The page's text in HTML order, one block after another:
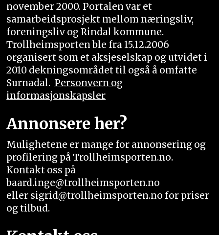
november 2000. Portalen var et
samarbeidsprosjekt mellom næringsliv,
foreningsliv og Rindal kommune.
Trollheimsporten ble fra 15.12.2006
organisert som et aksjeselskap og utvidet i
2010 dekningsområdet til også å omfatte
Surnadal. Personvern og
informasjonskapsler
Annonsere her?
Mulighetene er mange for annonsering og
profilering på Trollheimsporten.no.
Kontakt oss på
baard.inge@trollheimsporten.no
eller sigrid@trollheimsporten.no for priser
og tilbud.